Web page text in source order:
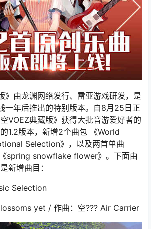
》由龙渊网络发行、雷亚游戏研发，是
一年后推出的特别版本。自8月25日正
VOEZ典藏版》获得大批音游爱好者的
1.2版本，新增2个曲包 《World
Selection》，以及两首单曲
《spring snowflake flower》。下面由
新增曲目：
Selection
yet / 作曲：空??? Air Carrier